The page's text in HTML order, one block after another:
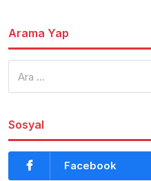
Arama Yap
Sosyal
Facebook